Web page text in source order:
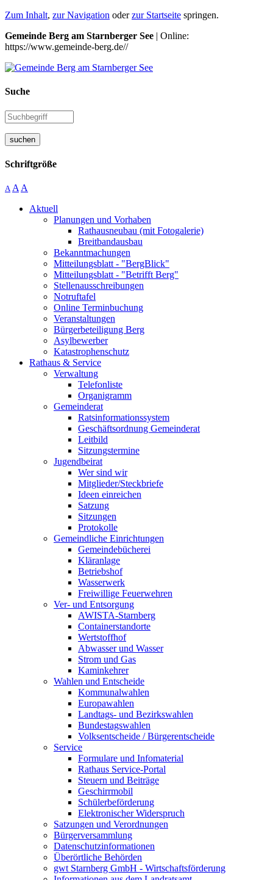
Zum Inhalt, zur Navigation oderzur Startseite springen.
Gemeinde Berg am Starnberger See | Online:
https://www.gemeinde-berg.de//
Suche
suchen
Schriftgröße
A A A
Aktuell
Planungen und Vorhaben
Rathausneubau (mit Fotogalerie)
Breitbandausbau
Bekanntmachungen
Mitteilungsblatt - "BergBlick"
Mitteilungsblatt - "Betrifft Berg"
Stellenausschreibungen
Notruftafel
Online Terminbuchung
Veranstaltungen
Bürgerbeteiligung Berg
Asylbewerber
Katastrophenschutz
Rathaus & Service
Verwaltung
Telefonliste
Organigramm
Gemeinderat
Ratsinformationssystem
Geschäftsordnung Gemeinderat
Leitbild
Sitzungstermine
Jugendbeirat
Wer sind wir
Mitglieder/Steckbriefe
Ideen einreichen
Satzung
Sitzungen
Protokolle
Gemeindliche Einrichtungen
Gemeindebücherei
Kläranlage
Betriebshof
Wasserwerk
Freiwillige Feuerwehren
Ver- und Entsorgung
AWISTA-Starnberg
Containerstandorte
Wertstoffhof
Abwasser und Wasser
Strom und Gas
Kaminkehrer
Wahlen und Entscheide
Kommunalwahlen
Europawahlen
Landtags- und Bezirkswahlen
Bundestagswahlen
Volksentscheide / Bürgerentscheide
Service
Formulare und Infomaterial
Rathaus Service-Portal
Steuern und Beiträge
Geschirrmobil
Schülerbeförderung
Elektronischer Widerspruch
Satzungen und Verordnungen
Bürgerversammlung
Datenschutzinformationen
Überörtliche Behörden
gwt Starnberg GmbH - Wirtschaftsförderung